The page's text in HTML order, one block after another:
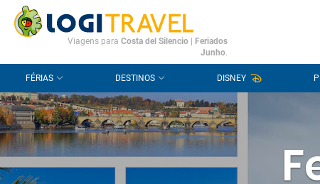
CONTACTO PERGUNTAS FREQUENTES
Viagens para Costa del Silencio
Feriados
Junho.
FÉRIAS DESTINOS DISNEY